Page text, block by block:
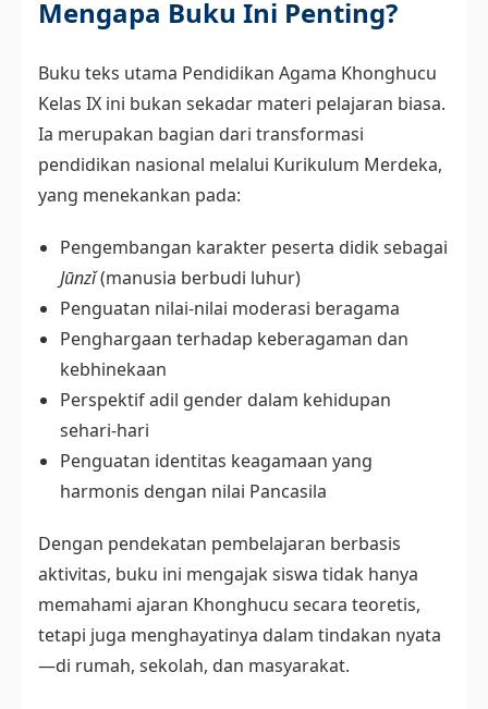
Mengapa Buku Ini Penting?
Buku teks utama Pendidikan Agama Khonghucu
Kelas IX ini bukan sekadar materi pelajaran biasa.
Ia merupakan bagian dari transformasi
pendidikan nasional melalui Kurikulum Merdeka,
yang menekankan pada:
Pengembangan karakter peserta didik sebagai
Jūnzǐ(manusia berbudi luhur)
Penguatan nilai-nilai moderasi beragama
Penghargaan terhadap keberagaman dan
kebhinekaan
Perspektif adil gender dalam kehidupan
sehari-hari
Penguatan identitas keagamaan yang
harmonis dengan nilai Pancasila
Dengan pendekatan pembelajaran berbasis
aktivitas, buku ini mengajak siswa tidak hanya
memahami ajaran Khonghucu secara teoretis,
tetapi juga menghayatinya dalam tindakan nyata
—di rumah, sekolah, dan masyarakat.